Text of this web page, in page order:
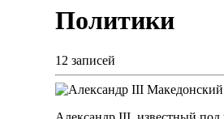
Политики
12 записей